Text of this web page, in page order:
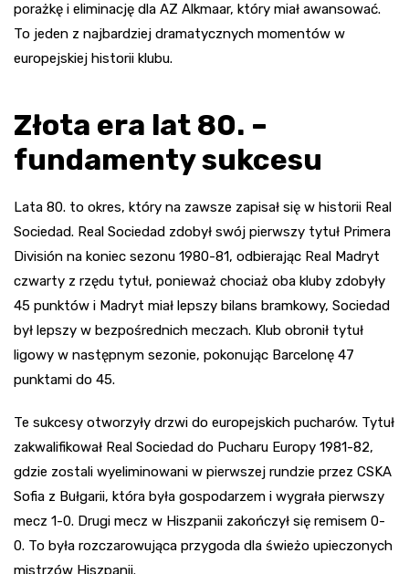
porażkę i eliminację dla AZ Alkmaar, który miał awansować.
To jeden z najbardziej dramatycznych momentów w
europejskiej historii klubu.
Złota era lat 80. –
fundamenty sukcesu
Lata 80. to okres, który na zawsze zapisał się w historii Real
Sociedad. Real Sociedad zdobył swój pierwszy tytuł Primera
División na koniec sezonu 1980-81, odbierając Real Madryt
czwarty z rzędu tytuł, ponieważ chociaż oba kluby zdobyły
45 punktów i Madryt miał lepszy bilans bramkowy, Sociedad
był lepszy w bezpośrednich meczach. Klub obronił tytuł
ligowy w następnym sezonie, pokonując Barcelonę 47
punktami do 45.
Te sukcesy otworzyły drzwi do europejskich pucharów. Tytuł
zakwalifikował Real Sociedad do Pucharu Europy 1981-82,
gdzie zostali wyeliminowani w pierwszej rundzie przez CSKA
Sofia z Bułgarii, która była gospodarzem i wygrała pierwszy
mecz 1-0. Drugi mecz w Hiszpanii zakończył się remisem 0-
0. To była rozczarowująca przygoda dla świeżo upieczonych
mistrzów Hiszpanii.